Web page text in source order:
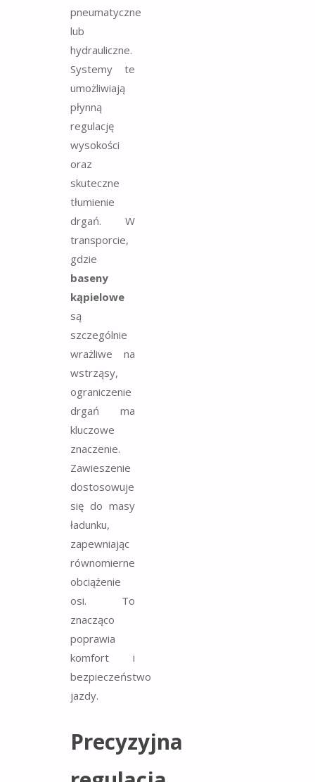
pneumatyczne
lub
hydrauliczne.
Systemy te
umożliwiają
płynną
regulację
wysokości
oraz
skuteczne
tłumienie
drgań. W
transporcie,
gdzie
baseny
kąpielowe
są
szczególnie
wrażliwe na
wstrząsy,
ograniczenie
drgań ma
kluczowe
znaczenie.
Zawieszenie
dostosowuje
się do masy
ładunku,
zapewniając
równomierne
obciążenie
osi. To
znacząco
poprawia
komfort i
bezpieczeństwo
jazdy.
Precyzyjna